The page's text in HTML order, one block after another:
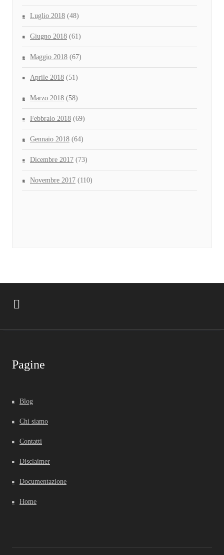
Luglio 2018 (48)
Giugno 2018 (61)
Maggio 2018 (67)
Aprile 2018 (51)
Marzo 2018 (58)
Febbraio 2018 (69)
Gennaio 2018 (64)
Dicembre 2017 (73)
Novembre 2017 (110)
Pagine
Blog
Chi siamo
Contatti
Disclaimer
Documentazione
Home